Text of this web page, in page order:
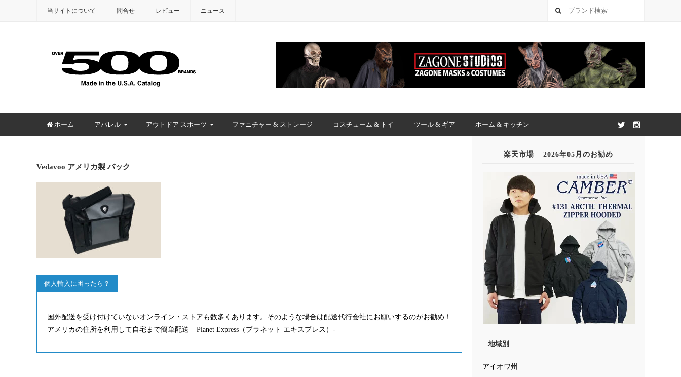
当サイトについて 問合せ レビュー ニュース
ホーム アパレル アウトドア スポーツ ファニチャー & ストレージ コスチューム & トイ ツール & ギア ホーム & キッチン
Vedavoo アメリカ製 バック
個人輸入に困ったら？
国外配送を受け付けていないオンライン・ストアも数多くあります。そのような場合は配送代行会社にお願いするのがお勧め！
アメリカの住所を利用して自宅まで簡単配送 – Planet Express（プラネット エキスプレス）-
楽天市場 – 2026年05月のお勧め
地域別
アイオワ州